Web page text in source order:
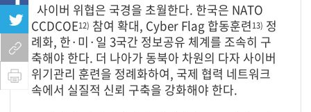
사이버 위협은 국경을 초월한다. 한국은 NATO
CCDCOE12) 참여 확대, Cyber Flag 합동훈련13) 정
례화, 한·미·일 3국간 정보공유 체계를 조속히 구
축해야 한다. 더 나아가 동북아 차원의 다자 사이버
위기관리 훈련을 정례화하여, 국제 협력 네트워크
속에서 실질적 신뢰 구축을 강화해야 한다.